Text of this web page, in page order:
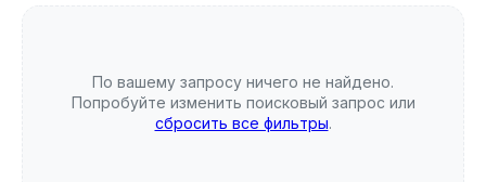
По вашему запросу ничего не найдено.
Попробуйте изменить поисковый запрос или
сбросить все фильтры.